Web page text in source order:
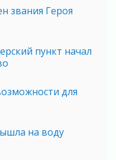
звания Героя
пункт начал
для
на воду